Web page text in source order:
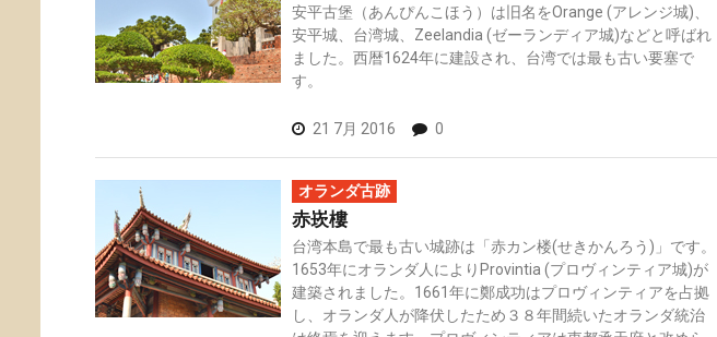
安平古堡（あんぴんこほう）は旧名をOrange (アレンジ城)、
安平城、台湾城、Zeelandia (ゼーランディア城)などと呼ばれ
ました。西暦1624年に建設され、台湾では最も古い要塞で
す。
21 7月 2016 0
オランダ古跡
赤崁樓
台湾本島で最も古い城跡は「赤カン楼(せきかんろう)」です。
1653年にオランダ人によりProvintia (プロヴィンティア城)が
建築されました。1661年に鄭成功はプロヴィンティアを占拠
し、オランダ人が降伏したため３８年間続いたオランダ統治